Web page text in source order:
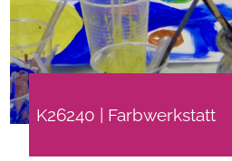
K26240 | Farbwerkstatt